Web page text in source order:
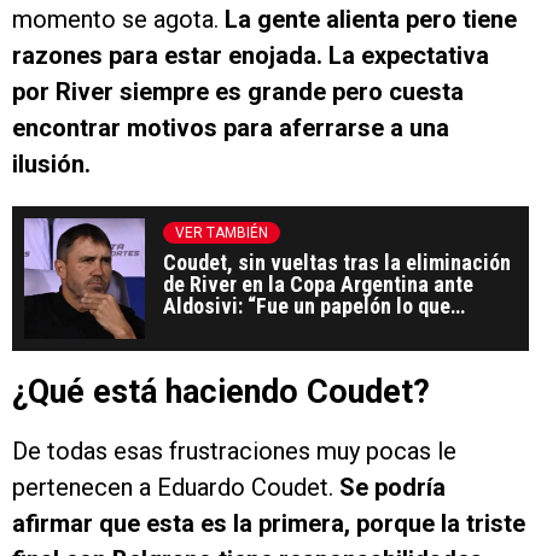
momento se agota. La gente alienta pero tiene
razones para estar enojada. La expectativa
por River siempre es grande pero cuesta
encontrar motivos para aferrarse a una
ilusión.
VER TAMBIÉN
Coudet, sin vueltas tras la eliminación
de River en la Copa Argentina ante
Aldosivi: “Fue un papelón lo que
¿Qué está haciendo Coudet?
De todas esas frustraciones muy pocas le
pertenecen a Eduardo Coudet. Se podría
afirmar que esta es la primera, porque la triste